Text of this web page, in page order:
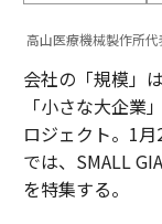
高山医療機械製作所
会社の「規模」
「小さな大企業
ロジェクト。1
では、SMALL
を特集する。